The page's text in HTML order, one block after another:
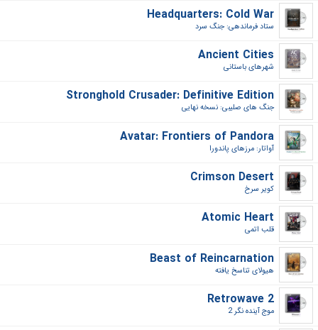
Headquarters: Cold War
ستاد فرماندهی: جنگ سرد‎
Ancient Cities
شهرهای باستانی‎
Stronghold Crusader: Definitive Edition
جنگ های صلیبی: نسخه نهایی‎
Avatar: Frontiers of Pandora
آواتار: مرزهای پاندورا‎
Crimson Desert
کویر سرخ‎
Atomic Heart
قلب اتمی‎
Beast of Reincarnation
هیولای تناسخ یافته‎
Retrowave 2
موج آینده نگر 2‎